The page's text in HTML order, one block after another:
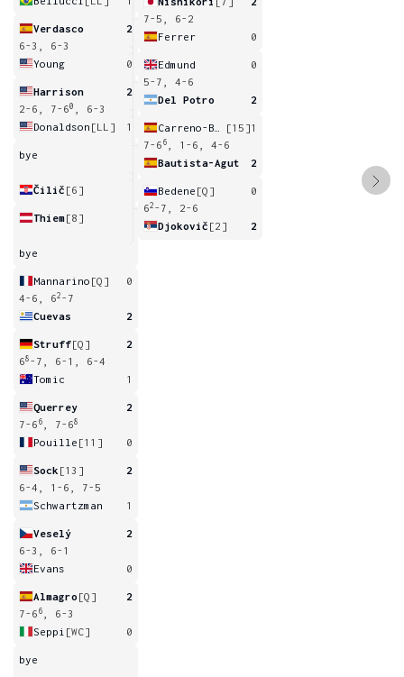
Verdasco
2
6-3, 6-3
Young
0
Harrison
2
2-6, 7-60
, 6-3
Donaldson [LL] 1
bye
Čilič [6]
Thiem[8]
bye
Mannarino [Q]
0
4-6, 62 -7
Cuevas
2
Struff[Q]
2
68 -7, 6-1, 6-4
Tomic
1
Querrey
2
7-6 6 , 7-68
Pouille [11] 0
Sock [13]
2
6-4, 1-6, 7-5
Schwartzman
1
Veselý
2
6-3, 6-1
Evans
0
Almagro [Q]
2
7-6 6
, 6-3
Seppi [WC] 0
bye
7-5, 6-2
Ferrer
0
Edmund
0
5-7, 4-6
Del Potro
2
[15]1
7-6 6
, 1-6, 4-6
Bautista-Agut
2
Bedene [Q]
0
62 -7, 2-6
Djokovič [2] 2